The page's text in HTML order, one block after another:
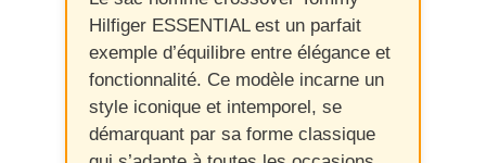
Hilfiger ESSENTIAL est un parfait
exemple d’équilibre entre élégance et
fonctionnalité. Ce modèle incarne un
style iconique et intemporel, se
démarquant par sa forme classique